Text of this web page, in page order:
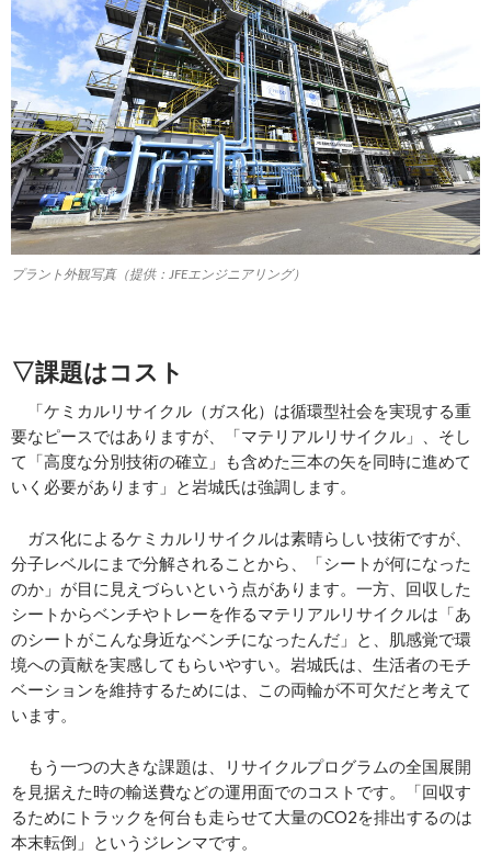
プラント外観写真（提供：JFEエンジニアリング）
▽課題はコスト
「ケミカルリサイクル（ガス化）は循環型社会を実現する重
要なピースではありますが、「マテリアルリサイクル」、そし
て「高度な分別技術の確立」も含めた三本の矢を同時に進めて
いく必要があります」と岩城氏は強調します。
ガス化によるケミカルリサイクルは素晴らしい技術ですが、
分子レベルにまで分解されることから、「シートが何になった
のか」が目に見えづらいという点があります。一方、回収した
シートからベンチやトレーを作るマテリアルリサイクルは「あ
のシートがこんな身近なベンチになったんだ」と、肌感覚で環
境への貢献を実感してもらいやすい。岩城氏は、生活者のモチ
ベーションを維持するためには、この両輪が不可欠だと考えて
います。
もう一つの大きな課題は、リサイクルプログラムの全国展開
を見据えた時の輸送費などの運用面でのコストです。「回収す
るためにトラックを何台も走らせて大量のCO2を排出するのは
本末転倒」というジレンマです。